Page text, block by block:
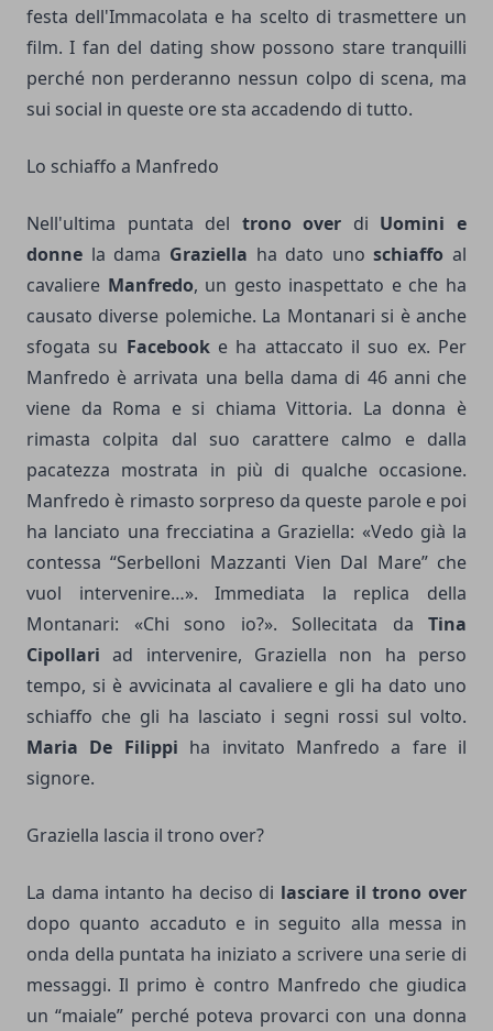
festa dell'Immacolata e ha scelto di trasmettere un
film. I fan del dating show possono stare tranquilli
perché non perderanno nessun colpo di scena, ma
sui social in queste ore sta accadendo di tutto.
Lo schiaffo a Manfredo
Nell'ultima puntata del trono over di Uomini e
donne la dama Graziella ha dato uno schiaffo al
cavaliere Manfredo, un gesto inaspettato e che ha
causato diverse polemiche. La Montanari si è anche
sfogata su Facebooke ha attaccato il suo ex. Per
Manfredo è arrivata una bella dama di 46 anni che
viene da Roma e si chiama Vittoria. La donna è
rimasta colpita dal suo carattere calmo e dalla
pacatezza mostrata in più di qualche occasione.
Manfredo è rimasto sorpreso da queste parole e poi
ha lanciato una frecciatina a Graziella: «Vedo già la
contessa “Serbelloni Mazzanti Vien Dal Mare” che
vuol intervenire…». Immediata la replica della
Montanari: «Chi sono io?». Sollecitata da Tina
Cipollari ad intervenire, Graziella non ha perso
tempo, si è avvicinata al cavaliere e gli ha dato uno
schiaffo che gli ha lasciato i segni rossi sul volto.
Maria De Filippi ha invitato Manfredo a fare il
signore.
Graziella lascia il trono over?
La dama intanto ha deciso di lasciare il trono over
dopo quanto accaduto e in seguito alla messa in
onda della puntata ha iniziato a scrivere una serie di
messaggi. Il primo è contro Manfredo che giudica
un “maiale” perché poteva provarci con una donna